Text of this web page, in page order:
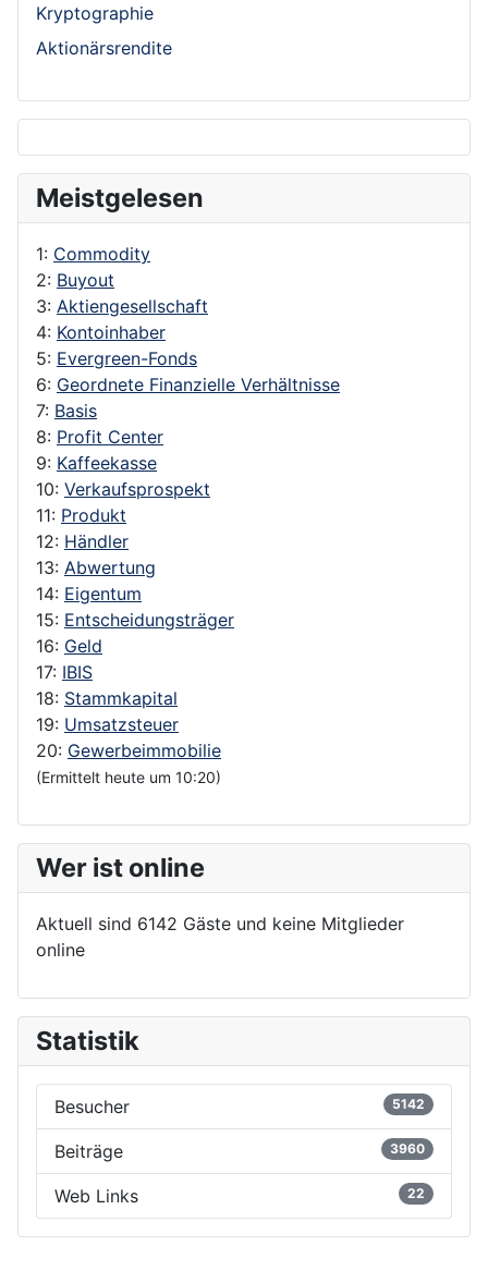
Kryptographie
Aktionärsrendite
Meistgelesen
1: Commodity
2: Buyout
3: Aktiengesellschaft
4: Kontoinhaber
5: Evergreen-Fonds
6: Geordnete Finanzielle Verhältnisse
7: Basis
8: Profit Center
9: Kaffeekasse
10: Verkaufsprospekt
11: Produkt
12: Händler
13: Abwertung
14: Eigentum
15: Entscheidungsträger
16: Geld
17: IBIS
18: Stammkapital
19: Umsatzsteuer
20: Gewerbeimmobilie
(Ermittelt heute um 10:20)
Wer ist online
Aktuell sind 6142 Gäste und keine Mitglieder
online
Statistik
Besucher 5142
Beiträge 3960
Web Links 22